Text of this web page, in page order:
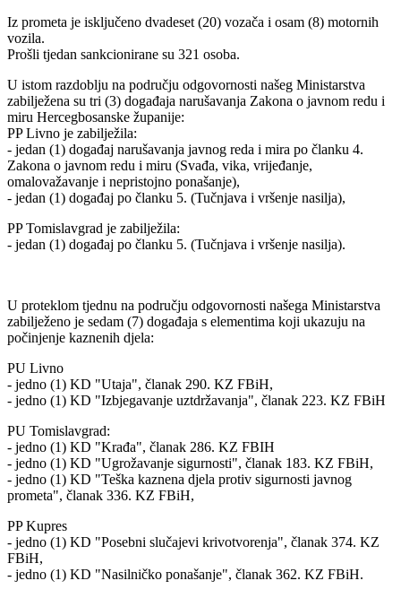
Iz prometa je isključeno dvadeset (20) vozača i osam (8) motornih
vozila.
Prošli tjedan sankcionirane su 321 osoba.
U istom razdoblju na području odgovornosti našeg Ministarstva
zabilježena su tri (3) događaja narušavanja Zakona o javnom redu i
miru Hercegbosanske županije:
PP Livno je zabilježila:
- jedan (1) događaj narušavanja javnog reda i mira po članku 4.
Zakona o javnom redu i miru (Svađa, vika, vrijeđanje,
omalovažavanje i nepristojno ponašanje),
- jedan (1) događaj po članku 5. (Tučnjava i vršenje nasilja),
PP Tomislavgrad je zabilježila:
- jedan (1) događaj po članku 5. (Tučnjava i vršenje nasilja).
U proteklom tjednu na području odgovornosti našega Ministarstva
zabilježeno je sedam (7) događaja s elementima koji ukazuju na
počinjenje kaznenih djela:
PU Livno
- jedno (1) KD "Utaja", članak 290. KZ FBiH,
- jedno (1) KD "Izbjegavanje uztdržavanja", članak 223. KZ FBiH
PU Tomislavgrad:
- jedno (1) KD "Krađa", članak 286. KZ FBIH
- jedno (1) KD "Ugrožavanje sigurnosti", članak 183. KZ FBiH,
- jedno (1) KD "Teška kaznena djela protiv sigurnosti javnog
prometa", članak 336. KZ FBiH,
PP Kupres
- jedno (1) KD "Posebni slučajevi krivotvorenja", članak 374. KZ
FBiH,
- jedno (1) KD "Nasilničko ponašanje", članak 362. KZ FBiH.